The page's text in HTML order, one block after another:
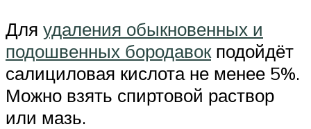
Для удаления обыкновенных и
подошвенных бородавокподойдёт
салициловая кислота не менее 5%.
Можно взять спиртовой раствор
или мазь.